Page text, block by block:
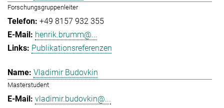
Forschungsgruppenleiter
+49 8157 932 355
henrik.brumm@...
Publikationsreferenzen
Vladimir Budovkin
Masterstudent
vladimir.budovkin@...